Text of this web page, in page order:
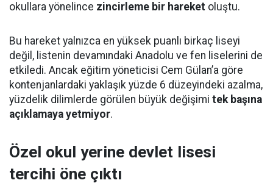
okullara yönelince zincirleme bir hareket oluştu.
Bu hareket yalnızca en yüksek puanlı birkaç liseyi
değil, listenin devamındaki Anadolu ve fen liselerini de
etkiledi. Ancak eğitim yöneticisi Cem Gülan’a göre
kontenjanlardaki yaklaşık yüzde 6 düzeyindeki azalma,
yüzdelik dilimlerde görülen büyük değişimi tek başına
açıklamaya yetmiyor.
Özel okul yerine devlet lisesi
tercihi öne çıktı